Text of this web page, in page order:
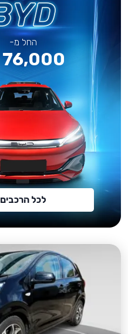
החל מ-
76,000 ₪
לכל הרכבים